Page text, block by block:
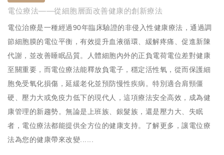
電位療法——從細胞層面改善健康的創新療法
電位治療是一種經過90年臨床驗證的非侵入性健康療法，通過調
節細胞膜的電位平衡，有效提升血液循環、緩解疼痛、促進新陳
代謝，並改善睡眠品質。人體細胞內外的正負電荷電位差對健康
至關重要，而電位療法能釋放負電子，穩定活性氧，從而保護細
胞免受氧化損傷，延緩老化並預防慢性疾病。特別適合肩頸僵
硬、壓力大或免疫力低下的現代人，這項療法安全高效，成為健
康管理的新趨勢。無論是上班族、銀髮族，還是壓力大、失眠
者，電位療法都能提供全方位的健康支持。了解更多，讓電位療
法為您的健康帶來改變......